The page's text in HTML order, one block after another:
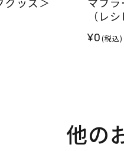
（レシ
¥0(税込)
他の